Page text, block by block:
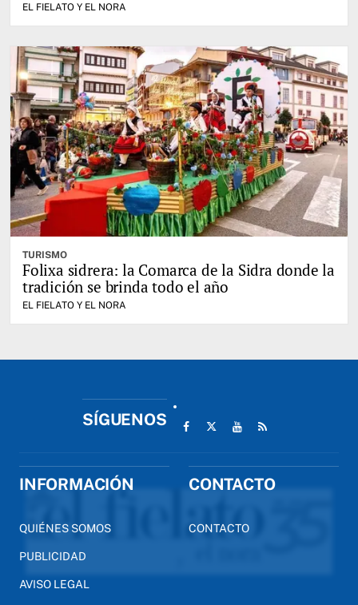
EL FIELATO Y EL NORA
TURISMO
Folixa sidrera: la Comarca de la Sidra donde la
tradición se brinda todo el año
EL FIELATO Y EL NORA
SÍGUENOS
INFORMACIÓN
QUIÉNES SOMOS
PUBLICIDAD
AVISO LEGAL
CONTACTO
CONTACTO